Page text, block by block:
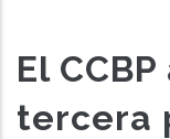
El
tercera